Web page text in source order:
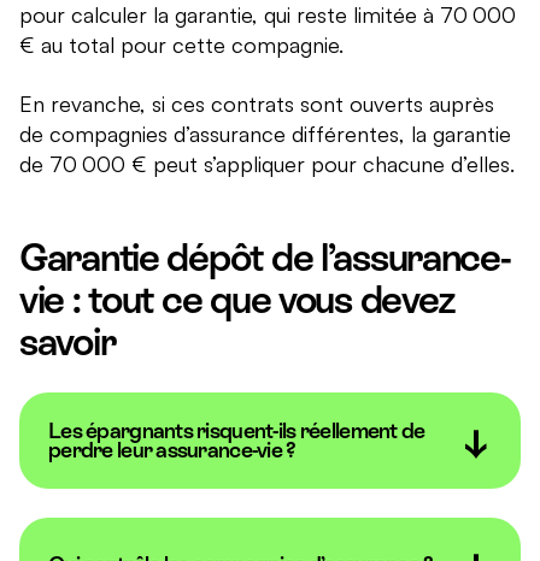
pour calculer la garantie, qui reste limitée à 70 000
€ au total pour cette compagnie.
En revanche, si ces contrats sont ouverts auprès
de compagnies d’assurance différentes, la garantie
de 70 000 € peut s’appliquer pour chacune d’elles.
Garantie dépôt de l’assurance-
vie : tout ce que vous devez
savoir
Les épargnants risquent-ils réellement de
perdre leur assurance-vie ?
et surveillées par les autorités financières. Avant